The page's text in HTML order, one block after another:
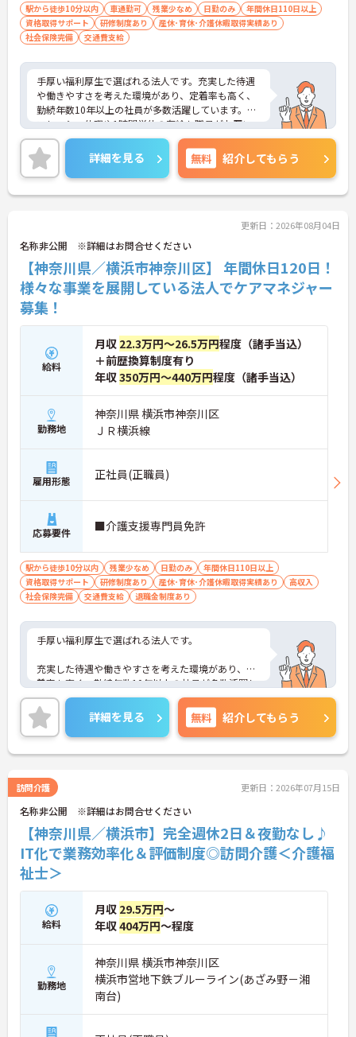
駅から徒歩10分以内 車通勤可 残業少なめ 日勤のみ
年間休日110日以上
資格取得サポート
研修制度あり
産休･育休･介護休暇取得実績あり
社会保険完備
交通費支給
手厚い福利厚生で選ばれる法人です。充実した待遇
や働きやすさを考えた環境があり、定着率も高く、
勤続年数10年以上の社員が多数活躍しています。リ
フレッシュ休暇や1時間単位の有給も職員がお互い
に協力しあってこの制度を活用しています。働きや
すい環境を皆で作ろうという文化がここにはありま
す。
詳細を見る 無料 紹介してもらう
更新日：2026年08月04日
名称非公開 ※詳細はお問合せください
【神奈川県／横浜市神奈川区】 年間休日120日！
様々な事業を展開している法人でケアマネジャー
募集！
給料
月収 22.3万円～26.5万円程度（諸手当込）
＋前歴換算制度有り
年収350万円～440万円程度（諸手当込）
勤務地
神奈川県 横浜市神奈川区
ＪＲ横浜線
雇用形態 正社員(正職員)
応募要件 ■介護支援専門員免許
駅から徒歩10分以内 残業少なめ 日勤のみ
年間休日110日以上
資格取得サポート
研修制度あり 産休･育休･介護休暇取得実績あり
高収入
社会保険完備
交通費支給 退職金制度あり
手厚い福利厚生で選ばれる法人です。
充実した待遇や働きやすさを考えた環境があり、定
着率も高く、勤続年数10年以上の社員が多数活躍し
ています。働きやすい環境を皆で作ろうという文化
がございます。
ご興味のある方はお気軽にお問い合わせ下さい。
詳細を見る 無料 紹介してもらう
訪問介護 更新日：2026年07月15日
名称非公開 ※詳細はお問合せください
【神奈川県／横浜市】完全週休2日＆夜勤なし♪
IT化で業務効率化＆評価制度◎訪問介護＜介護福
祉士＞
給料
月収 29.5万円～
年収404万円～程度
勤務地
神奈川県 横浜市神奈川区
横浜市営地下鉄ブルーライン(あざみ野－湘
南台)